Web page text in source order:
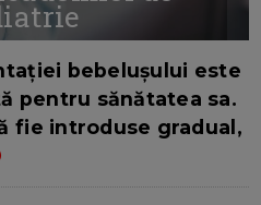
bebelușului este
pentru sănătatea sa.
fie introduse gradual,